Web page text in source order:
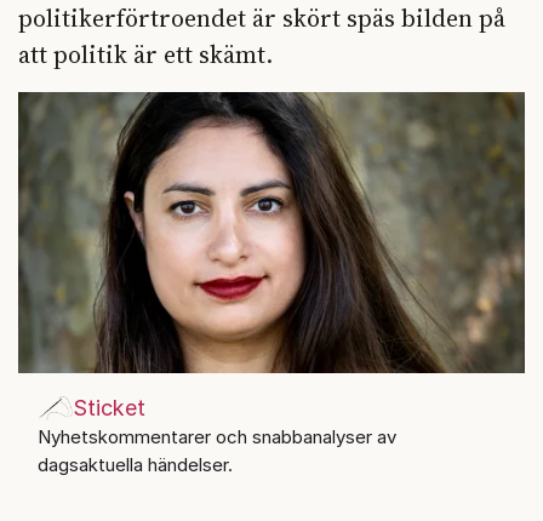
politikerförtroendet är skört späs bilden på
att politik är ett skämt.
Sticket
Nyhetskommentarer och snabbanalyser av
dagsaktuella händelser.